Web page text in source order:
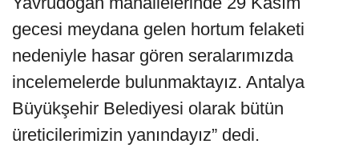
gecesi meydana gelen hortum felaketi
nedeniyle hasar gören seralarımızda
incelemelerde bulunmaktayız. Antalya
Büyükşehir Belediyesi olarak bütün
üreticilerimizin yanındayız” dedi.